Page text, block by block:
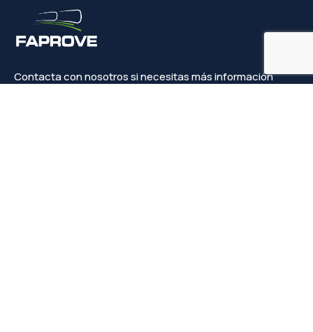
Contacta con nosotros si necesitas más información